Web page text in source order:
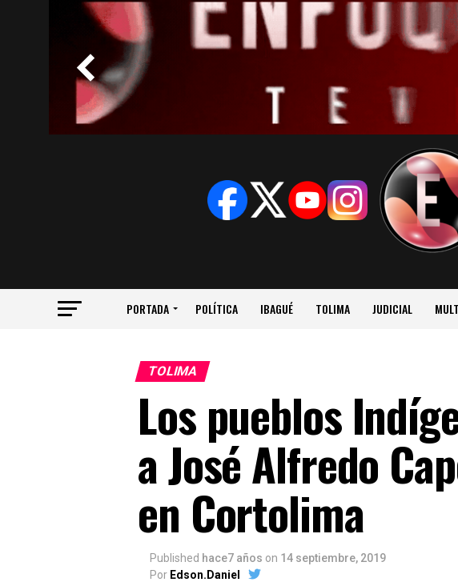
PORTADA POLÍTICA IBAGUÉ TOLIMA JUDICIAL
TOLIMA
Los pueblos
a José Alfredo
en Cortolima
Published hace7 años on 14 septiembre, 2019
Por Edson.Daniel